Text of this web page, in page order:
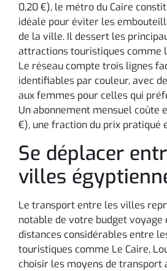
0,20 €), le métro du Caire
idéale pour éviter les
de la ville. Il dessert les
attractions touristiques comme
Le réseau compte trois lignes
identifiables par couleur, avec
aux femmes pour celles qui
Un abonnement mensuel coûte
€), une fraction du prix pratiqué
Se déplacer
villes
Le transport entre les villes
notable de votre budget voyage
distances considérables entre
touristiques comme Le Caire,
choisir les moyens de transport